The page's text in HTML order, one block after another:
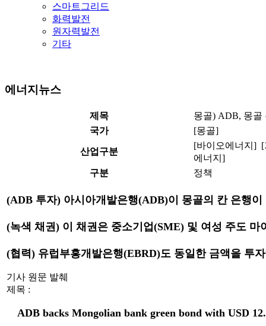
스마트그리드
화력발전
원자력발전
기타
에너지뉴스
제목
몽골) ADB, 몽골
국가
[몽골]
산업구분
[바이오에너지]
에너지]
구분
정책
(ADB 투자) 아시아개발은행(ADB)이 몽골의 칸 은행
(녹색 채권) 이 채권은 중소기업(SME) 및 여성 주도
(협력) 유럽부흥개발은행(EBRD)도 동일한 금액을 투
기사 원문 발췌
제목 :
ADB backs Mongolian bank green bond with USD